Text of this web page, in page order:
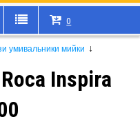
0
умивальники мийки ↓
Inspira